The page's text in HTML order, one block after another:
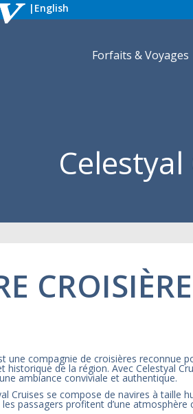
| English
Forfaits & Voyages
Celestyal
une compagnie de croisières reconnue
historique de la région. Avec Celestyal
ambiance conviviale et authentique.
Cruises se compose de navires à taille
passagers profitent d’une atmosphère